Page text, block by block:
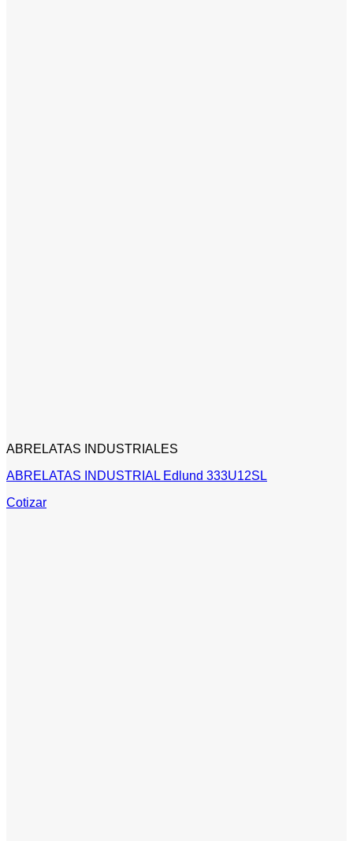
ABRELATAS INDUSTRIALES
ABRELATAS INDUSTRIAL Edlund 333U12SL
Cotizar